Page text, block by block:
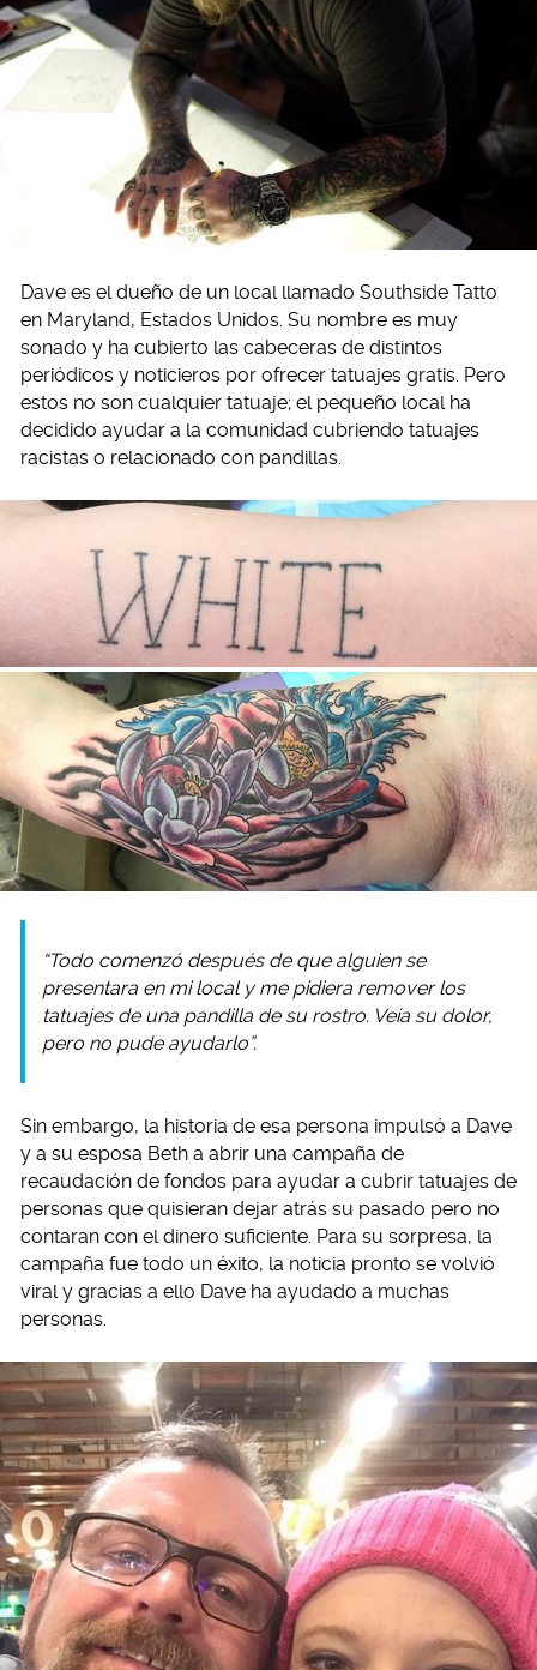
Dave es el dueño de un local llamado Southside Tatto
en Maryland, Estados Unidos. Su nombre es muy
sonado y ha cubierto las cabeceras de distintos
periódicos y noticieros por ofrecer tatuajes gratis. Pero
estos no son cualquier tatuaje; el pequeño local ha
decidido ayudar a la comunidad cubriendo tatuajes
racistas o relacionado con pandillas.
“Todo comenzó después de que alguien se
presentara en mi local y me pidiera remover los
tatuajes de una pandilla de su rostro. Veía su dolor,
pero no pude ayudarlo”.
Sin embargo, la historia de esa persona impulsó a Dave
y a su esposa Beth a abrir una campaña de
recaudación de fondos para ayudar a cubrir tatuajes de
personas que quisieran dejar atrás su pasado pero no
contaran con el dinero suficiente. Para su sorpresa, la
campaña fue todo un éxito, la noticia pronto se volvió
viral y gracias a ello Dave ha ayudado a muchas
personas.